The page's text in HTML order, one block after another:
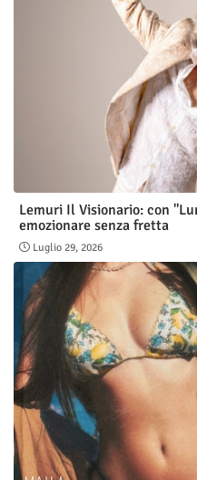
Lemuri Il Visionario: con
emozionare senza fretta
Luglio 29, 2026